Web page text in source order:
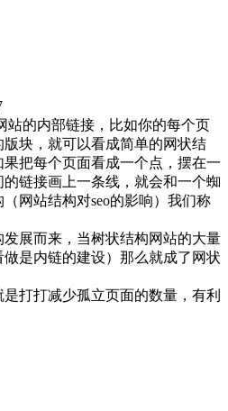
的内部链接，比如你的每个页
块，就可以看成简单的网状结
把每个页面看成一个点，摆在一
链接画上一条线，就会和一个蜘
网站结构对seo的影响）我们称
展而来，当树状结构网站的大量
是内链的建设）那么就成了网状
打减少孤立页面的数量，有利